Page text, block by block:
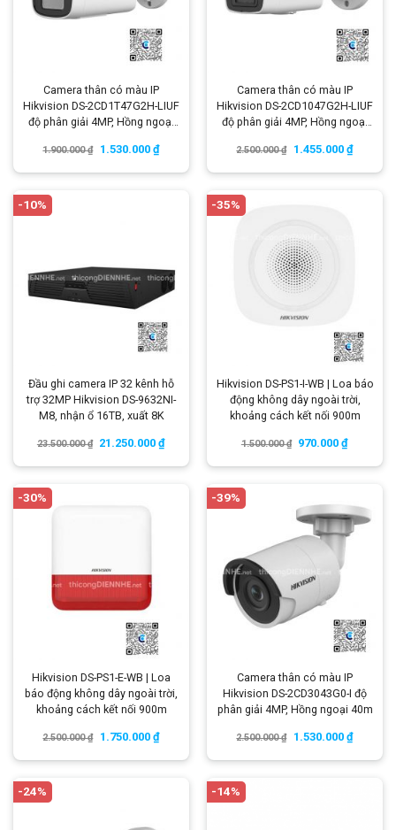
Camera thân có màu IP
Hikvision DS-2CD1T47G2H-LIUF
độ phân giải 4MP, Hồng ngoại
1.900.000₫ 1.530.000 ₫
Camera thân có màu IP
Hikvision DS-2CD1047G2H-LIUF
độ phân giải 4MP, Hồng ngoại
2.500.000₫ 1.455.000 ₫
-10%
Đầu ghi camera IP 32 kênh hỗ
trợ 32MP Hikvision DS-9632NI-
M8, nhận ổ 16TB, xuất 8K
23.500.000₫ 21.250.000₫
-35%
Hikvision DS-PS1-I-WB | Loa báo
động không dây ngoài trời,
khoảng cách kết nối 900m
1.500.000₫ 970.000₫
-30%
Hikvision DS-PS1-E-WB | Loa
báo động không dây ngoài trời,
khoảng cách kết nối 900m
2.500.000₫ 1.750.000 ₫
-39%
Camera thân có màu IP
Hikvision DS-2CD3043G0-I độ
phân giải 4MP, Hồng ngoại 40m
2.500.000₫ 1.530.000 ₫
-24% -14%